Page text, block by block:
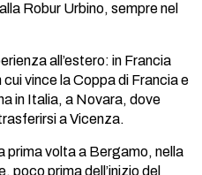
Robur Urbino, sempre nel
all’estero: in Francia
vince la Coppa di Francia e
in Italia, a Novara, dove
a Vicenza.
prima volta a Bergamo, nella
poco prima dell’inizio del